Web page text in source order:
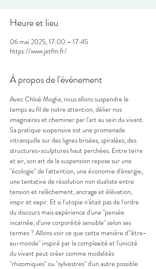
Heure et lieu
06 mai 2025, 17:00 – 17:45
https://www.jetfm.fr/
À propos de l'événement
Avec Chloé Moglia, nous allons suspendre le
temps au fil de notre attention, délier nos
imaginaires et cheminer par l'art au sein du vivant.
Sa pratique suspensive est une promenade
intranquille sur des lignes brisées, spiralées, des
structures-sculptures haut perchées. Entre terre
et air, son art de la suspension repose sur une
"écologie" de l'attention, une économie d'énergie,
une tentative de résolution non dualiste entre
tension et relâchement, ancrage et élévation,
inspir et expir. Et si l'utopie n'était pas de l'ordre
du discours mais expérience d'une "pensée
incarnée, d'une corporéité sensible" selon ses
termes ? Allons voir ce que cette manière d'"être-
au-monde" inspiré par la complexité et l'unicité
du vivant peut créer comme modalités
"rhizomiques" ou "sylvestres" d'un autre possible